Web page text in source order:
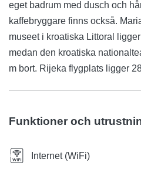
eget badrum med dusch och
kaffebryggare finns också.
museet i kroatiska Littoral
medan den kroatiska
m bort. Rijeka flygplats ligger
Funktioner och
Internet (WiFi)